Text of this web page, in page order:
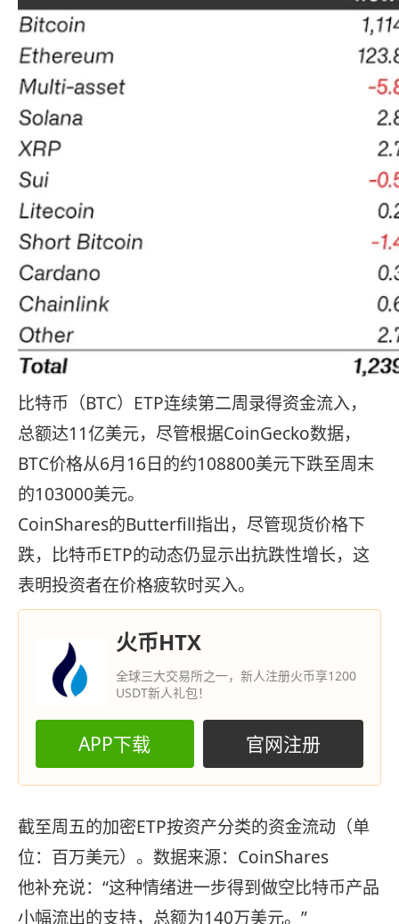
比特币（BTC）ETP连续第二周录得资金流入，
总额达11亿美元，尽管根据CoinGecko数据，
BTC价格从6月16日的约108800美元下跌至周末
的103000美元。
CoinShares的Butterfill指出，尽管现货价格下
跌，比特币ETP的动态仍显示出抗跌性增长，这
表明投资者在价格疲软时买入。
火币HTX
全球三大交易所之一，新人注册火币享1200
USDT新人礼包！
APP下载 官网注册
截至周五的加密ETP按资产分类的资金流动（单
位：百万美元）。数据来源：CoinShares
他补充说：“这种情绪进一步得到做空比特币产品
小幅流出的支持，总额为140万美元。”